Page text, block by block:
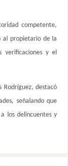
competente,
al propietario de la
verificaciones y el
Rodríguez, destacó
señalando que
los delincuentes y